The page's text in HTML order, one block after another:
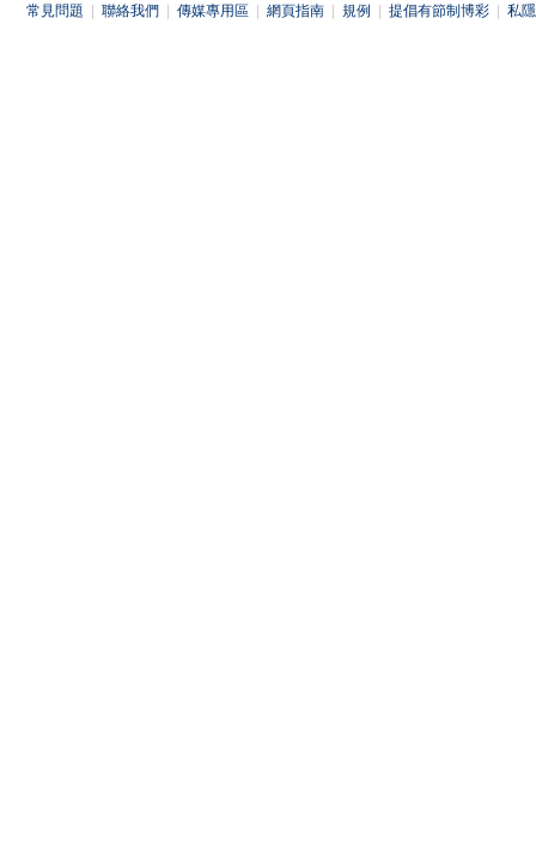
常見問題 聯絡我們 傳媒專用區 網頁指南 規例 提倡有節制博彩 私